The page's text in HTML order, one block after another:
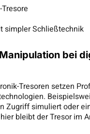
simpler Schließtechnik
bei
Tresoren setzen
Zugriff simuliert oder
bleibt der Tresor im